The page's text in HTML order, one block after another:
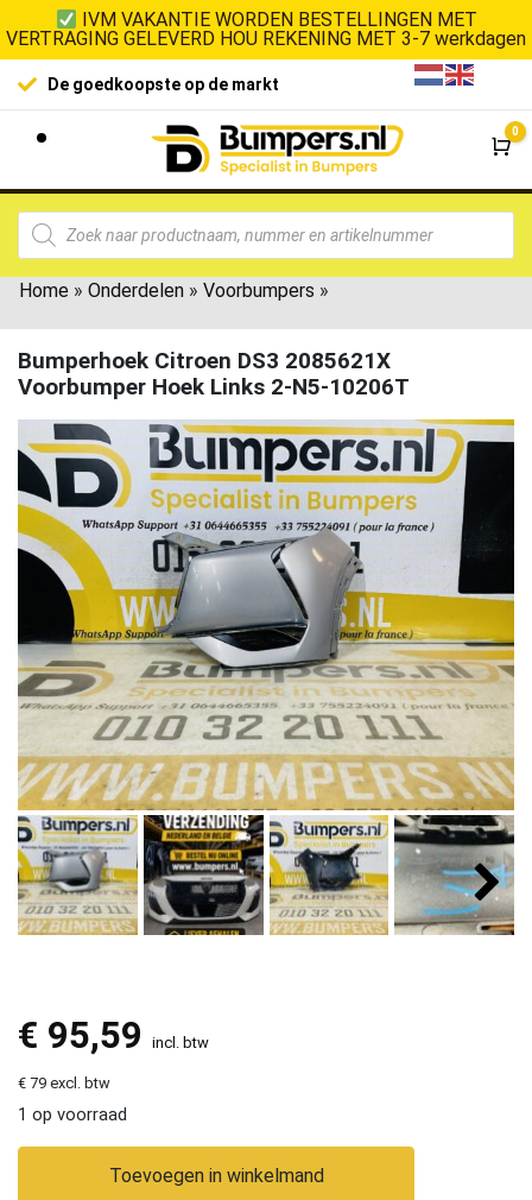
IVM VAKANTIE WORDEN BESTELLINGEN MET
VERTRAGING GELEVERD HOU REKENING MET 3-7 werkdagen
De goedkoopste op de markt
0
Home » Onderdelen » Voorbumpers »
Bumperhoek Citroen DS3 2085621X
Voorbumper Hoek Links 2-N5-10206T
€ 95,59 incl. btw
€ 79 excl. btw
1 op voorraad
Toevoegen in winkelmand